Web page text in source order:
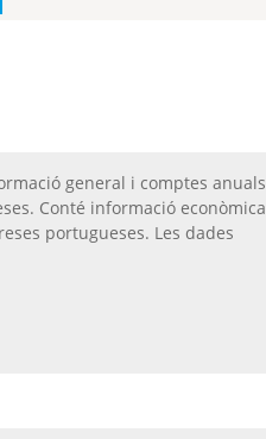
general i comptes anuals
Conté informació econòmica
portugueses. Les dades